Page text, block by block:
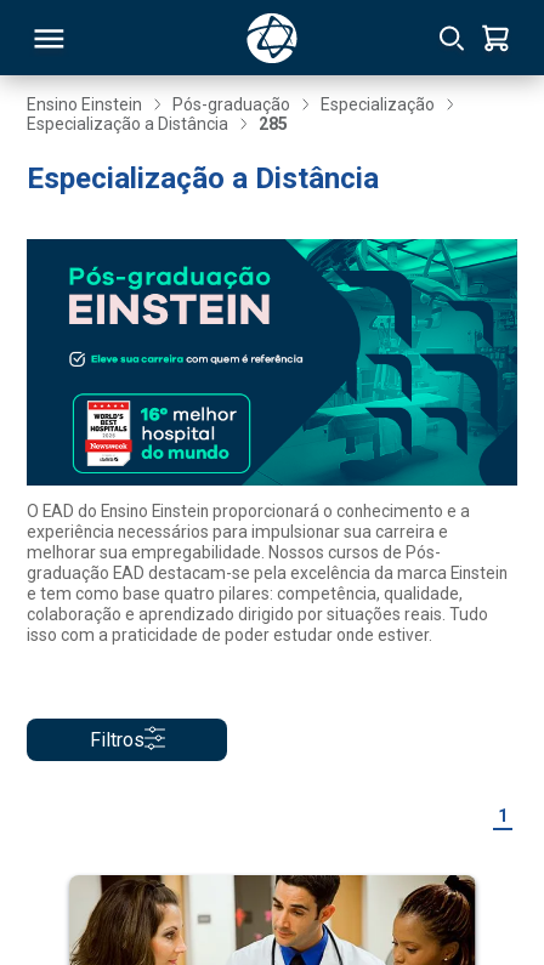
Ensino Einstein Pós-graduação
Especialização
Especialização a Distância
285
Especialização a Distância
O EAD do Ensino Einstein proporcionará o conhecimento e a
experiência necessários para impulsionar sua carreira e
melhorar sua empregabilidade. Nossos cursos de Pós-
graduação EAD destacam-se pela excelência da marca Einstein
e tem como base quatro pilares: competência, qualidade,
colaboração e aprendizado dirigido por situações reais. Tudo
isso com a praticidade de poder estudar onde estiver.
Filtros
1